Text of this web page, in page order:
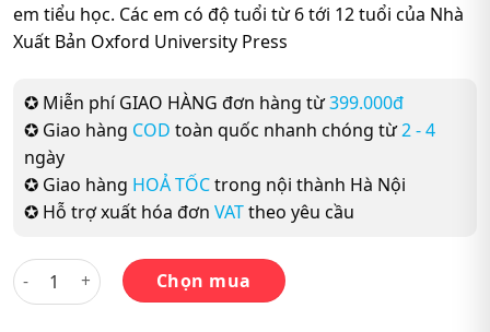
em tiểu học. Các em có độ tuổi từ 6 tới 12 tuổi của Nhà
Xuất Bản Oxford University Press
✪ Miễn phí GIAO HÀNG đơn hàng từ399.000đ
✪ Giao hàng COD toàn quốc nhanh chóng từ2 - 4
ngày
✪ Giao hàng HOẢ TỐCtrong nội thành Hà Nội
✪ Hỗ trợ xuất hóa đơn VATtheo yêu cầu
Sách Grammar Friends 2 - Ngữ Pháp Tiếng Anh số lượng
Chọn mua